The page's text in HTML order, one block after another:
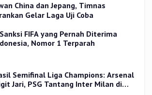
China dan Jepang, Timnas
Gelar Laga Uji Coba
FIFA yang Pernah Diterima
Nomor 1 Terparah
Semifinal Liga Champions: Arsenal
Jari, PSG Tantang Inter Milan di